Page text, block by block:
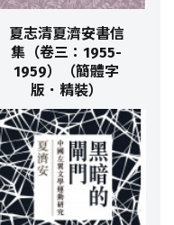
夏志清夏濟安書信
集（卷三：1955-
1959）（簡體字
版．精裝）